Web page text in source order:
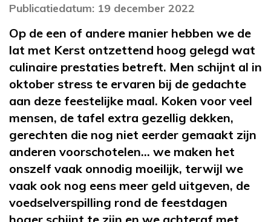
Publicatiedatum: 19 december 2022
Op de een of andere manier hebben we de
lat met Kerst ontzettend hoog gelegd wat
culinaire prestaties betreft. Men schijnt al in
oktober stress te ervaren bij de gedachte
aan deze feestelijke maal. Koken voor veel
mensen, de tafel extra gezellig dekken,
gerechten die nog niet eerder gemaakt zijn
anderen voorschotelen… we maken het
onszelf vaak onnodig moeilijk, terwijl we
vaak ook nog eens meer geld uitgeven, de
voedselverspilling rond de feestdagen